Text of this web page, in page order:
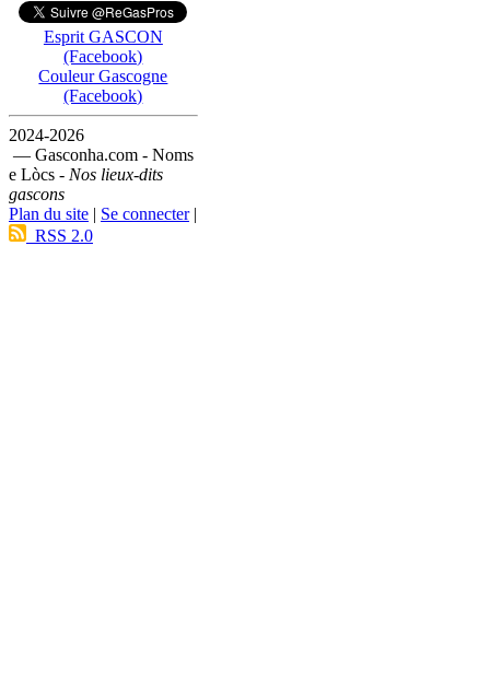
Esprit GASCON
(Facebook)
Couleur Gascogne
(Facebook)
2024-2026
— Gasconha.com - Noms
e Lòcs - Nos lieux-dits
gascons
Plan du site | Se connecter|
RSS 2.0